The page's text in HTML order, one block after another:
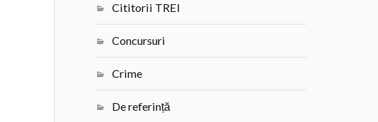
Cititorii TREI
Concursuri
Crime
De referință